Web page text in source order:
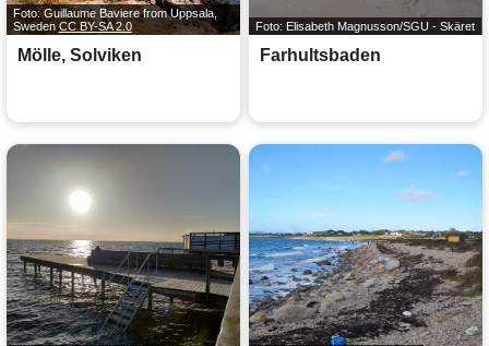
Foto: Guillaume Baviere from Uppsala,
SwedenCC BY-SA 2.0
Mölle, Solviken
Foto: Elisabeth Magnusson/SGU - Skäret
Farhultsbaden